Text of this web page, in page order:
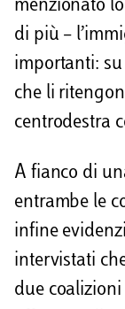
menzionato
di più –
importanti:
che li
centrodestra
A fianco di
entrambe le
infine
intervistati
due